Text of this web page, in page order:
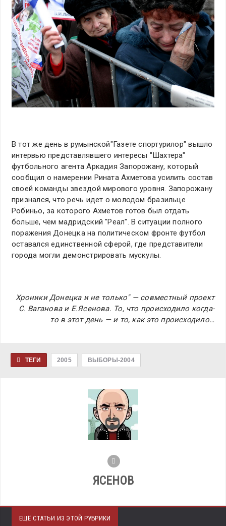
В тот же день в румынской"Газете спортурилор" вышло
интервью представлявшего интересы "Шахтера"
футбольного агента Аркадия Запорожану, который
сообщил о намерении Рината Ахметова усилить состав
своей команды звездой мирового уровня. Запорожану
признался, что речь идет о молодом бразильце
Робиньо, за которого Ахметов готов был отдать
больше, чем мадридский "Реал". В ситуации полного
поражения Донецка на политическом фронте футбол
оставался единственной сферой, где представители
города могли демонстрировать мускулы.
Хроники Донецка и не только" — совместный проект
С. Ваганова и Е.Ясенова. То, что происходило когда-
то в этот день — и то, как это происходило…
ТЕГИ 2005 ВЫБОРЫ-2004
ЯСЕНОВ
ЕЩЁ СТАТЬИ ИЗ ЭТОЙ РУБРИКИ